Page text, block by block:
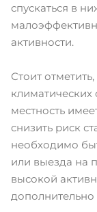
спускаться в
активности.
Стоит
местность
снизить риск
необходимо
или выезда на
высокой